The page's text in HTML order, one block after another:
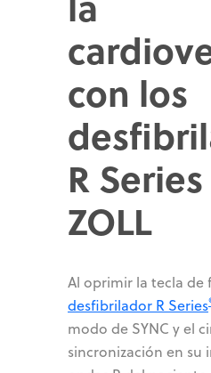
con los
R
ZOLL
Al oprimir la tecla de
desfibrilador R Series
modo de SYNC y el
sincronización en su